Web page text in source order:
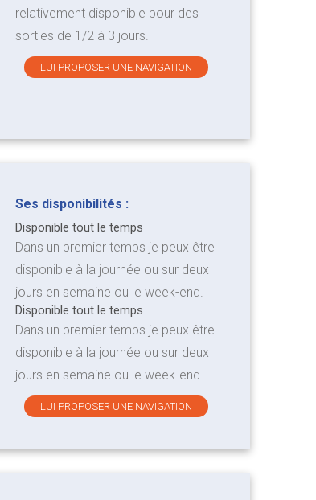
relativement disponible pour des
sorties de 1/2 à 3 jours.
LUI PROPOSER UNE NAVIGATION
Ses disponibilités :
Disponible tout le temps
Dans un premier temps je peux être
disponible à la journée ou sur deux
jours en semaine ou le week-end.
Disponible tout le temps
Dans un premier temps je peux être
disponible à la journée ou sur deux
jours en semaine ou le week-end.
LUI PROPOSER UNE NAVIGATION